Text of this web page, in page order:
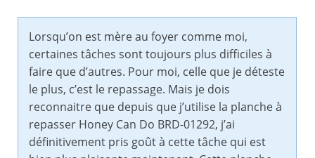
Lorsqu’on est mère au foyer comme moi,
certaines tâches sont toujours plus difficiles à
faire que d’autres. Pour moi, celle que je déteste
le plus, c’est le repassage. Mais je dois
reconnaitre que depuis que j’utilise la planche à
repasser Honey Can Do BRD-01292, j’ai
définitivement pris goût à cette tâche qui est